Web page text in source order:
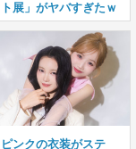
ト展」がヤバすぎたｗ
ピンクの衣装がステ